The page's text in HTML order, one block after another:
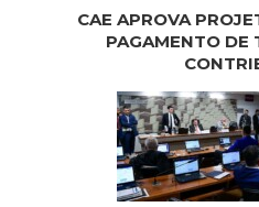
CAE APROVA
PAGAMENTO DE